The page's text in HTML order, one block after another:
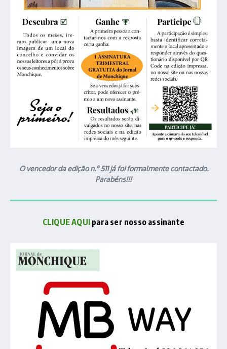
O vencedor da edição n.º 511 já foi formalmente contactado.
Parabéns!!!
CLIQUE AQUI para ser nosso assinante